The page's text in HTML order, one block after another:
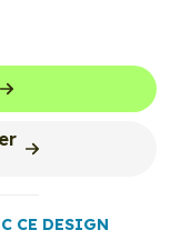
CE DESIGN